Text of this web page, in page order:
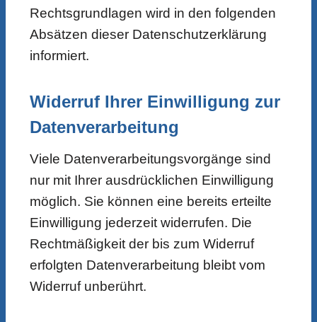
Rechtsgrundlagen wird in den folgenden
Absätzen dieser Datenschutzerklärung
informiert.
Widerruf Ihrer Einwilligung zur
Datenverarbeitung
Viele Datenverarbeitungsvorgänge sind
nur mit Ihrer ausdrücklichen Einwilligung
möglich. Sie können eine bereits erteilte
Einwilligung jederzeit widerrufen. Die
Rechtmäßigkeit der bis zum Widerruf
erfolgten Datenverarbeitung bleibt vom
Widerruf unberührt.